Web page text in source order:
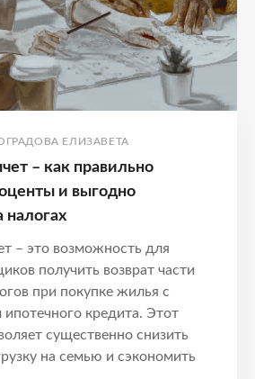
ЕЛИЗАВЕТА
– как правильно
и выгодно
налогах
– это возможность для
получить возврат части
при покупке жилья с
ипотечного кредита. Этот
существенно снизить
на семью и сэкономить